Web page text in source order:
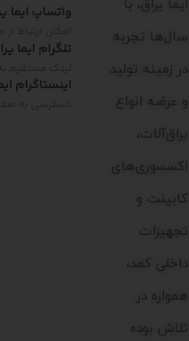
ایما یراق، با
سال‌ها تجربه
در زمینه تولید
و عرضه انواع
یراق‌آلات،
اکسسوری‌های
کابینت و
تجهیزات
داخلی کمد،
همواره در
تلاش بوده